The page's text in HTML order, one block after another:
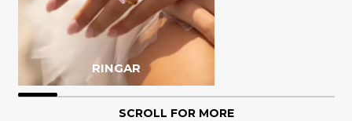
RINGAR
SCROLL FOR MORE